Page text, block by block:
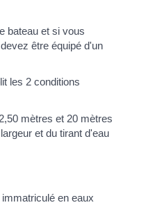
bateau et si vous
être équipé d'un
les 2 conditions
mètres et 20 mètres
et du tirant d'eau
en eaux